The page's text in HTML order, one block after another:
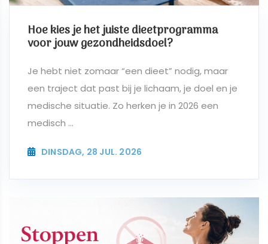
Hoe kies je het juiste dieetprogramma
voor jouw gezondheidsdoel?
Je hebt niet zomaar “een dieet” nodig, maar
een traject dat past bij je lichaam, je doel en je
medische situatie. Zo herken je in 2026 een
medisch ...
DINSDAG, 28 JUL. 2026